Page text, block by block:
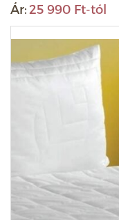
Ár: 25 990 Ft-tól